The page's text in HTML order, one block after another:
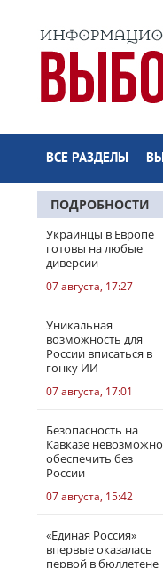
ВСЕ РАЗДЕЛЫ
ПОДРОБНОСТИ
Украинцы в Европе
готовы на любые
диверсии
07 августа, 17:27
Уникальная
возможность для
России вписаться в
гонку ИИ
07 августа, 17:01
Безопасность на
Кавказе невозможно
обеспечить без
России
07 августа, 15:42
«Единая Россия»
впервые оказалась
первой в бюллетене